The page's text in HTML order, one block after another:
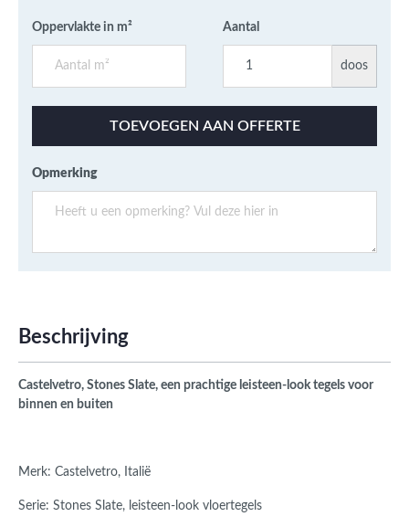
Oppervlakte in m² Aantal
doos
TOEVOEGEN AAN OFFERTE
Opmerking
Beschrijving
Castelvetro, Stones Slate, een prachtige leisteen-look tegels voor
binnen en buiten
Merk: Castelvetro, Italië
Serie: Stones Slate, leisteen-look vloertegels